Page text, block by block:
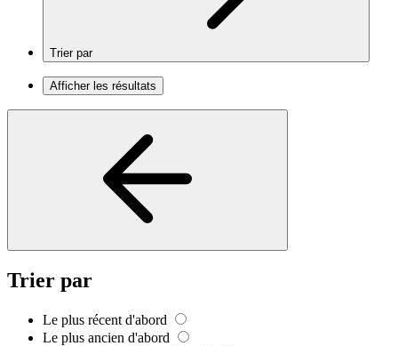
Trier par
Afficher les résultats
Trier par
Le plus récent d'abord
Le plus ancien d'abord